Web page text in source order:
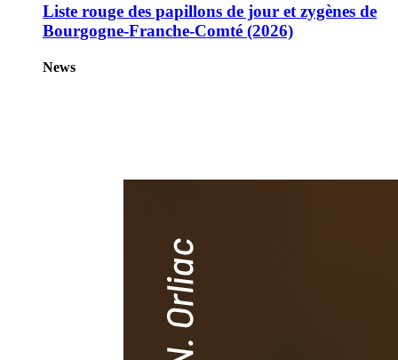
Liste rouge des papillons de jour et zygènes de
Bourgogne-Franche-Comté (2026)
News